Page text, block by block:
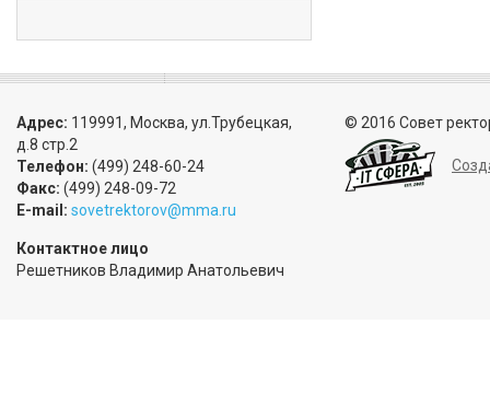
Адрес: 119991, Москва, ул.Трубецкая,
д.8 стр.2
Телефон: (499) 248-60-24
Факс: (499) 248-09-72
E-mail: sovetrektorov@mma.ru
Контактное лицо
Решетников Владимир Анатольевич
© 2016 Совет